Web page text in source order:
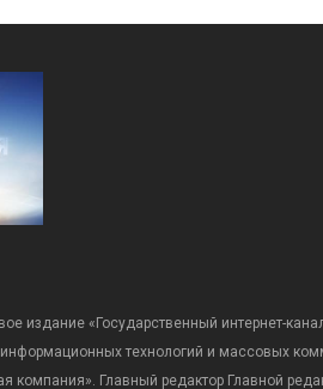
издание «Государственный интернет-
технологий и массовых
компания». Главный редактор Главной